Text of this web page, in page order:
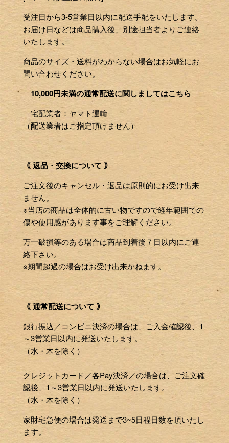
受注日から3-5営業日以内に配送手配をいたします。
お届け日などは商品購入後、別途担当者よりご連絡
いたします。
商品のサイズ・送料がわからない場合はお気軽にお
問い合わせください。
10,000円未満の通常配送に関しましてはこちら
宅配業者：ヤマト運輸
（配送業者はご指定頂けません）
｟ 返品・交換について ｠
ご注文後のキャンセル・返品は原則的にお受け出来
ません。
※当店の商品は全体的に古い物ですので経年範囲での
傷や使用感があります事をご理解ください。
万一破損等のある場合は商品到着後７日以内にご連
絡下さい。
※期間超過の場合はお受け出来かねます。
｟ 通常配送について ｠
銀行振込／コンビニ決済の場合は、ご入金確認後、1
～3営業日以内に発送いたします。
（水・木を除く）
クレジットカード／各Pay決済／の場合は、ご注文確
認後、1～3営業日以内に発送いたします。
（水・木を除く）
家財宅急便の場合は発送まで3~5日程日数を頂いたし
ます。